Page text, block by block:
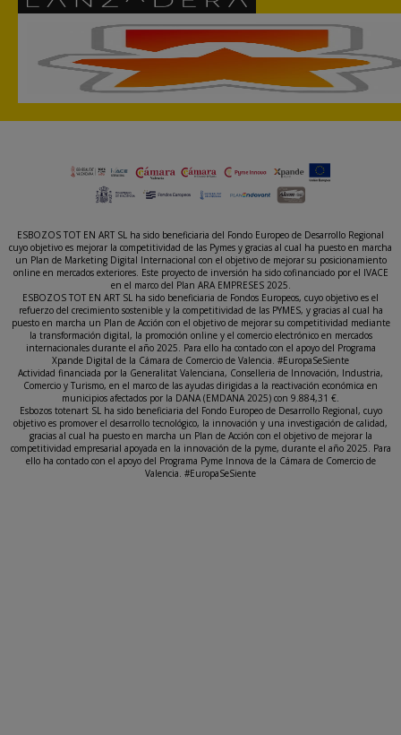
ESBOZOS TOT EN ART SL ha sido beneficiaria del Fondo Europeo de Desarrollo Regional
cuyo objetivo es mejorar la competitividad de las Pymes y gracias al cual ha puesto en marcha
un Plan de Marketing Digital Internacional con el objetivo de mejorar su posicionamiento
online en mercados exteriores. Este proyecto de inversión ha sido cofinanciado por el IVACE
en el marco del Plan ARA EMPRESES 2025.
ESBOZOS TOT EN ART SL ha sido beneficiaria de Fondos Europeos, cuyo objetivo es el
refuerzo del crecimiento sostenible y la competitividad de las PYMES, y gracias al cual ha
puesto en marcha un Plan de Acción con el objetivo de mejorar su competitividad mediante
la transformación digital, la promoción online y el comercio electrónico en mercados
internacionales durante el año 2025. Para ello ha contado con el apoyo del Programa
Xpande Digital de la Cámara de Comercio de Valencia. #EuropaSeSiente
Actividad financiada por la Generalitat Valenciana, Conselleria de Innovación, Industria,
Comercio y Turismo, en el marco de las ayudas dirigidas a la reactivación económica en
municipios afectados por la DANA (EMDANA 2025) con 9.884,31 €.
Esbozos totenart SL ha sido beneficiaria del Fondo Europeo de Desarrollo Regional, cuyo
objetivo es promover el desarrollo tecnológico, la innovación y una investigación de calidad,
gracias al cual ha puesto en marcha un Plan de Acción con el objetivo de mejorar la
competitividad empresarial apoyada en la innovación de la pyme, durante el año 2025. Para
ello ha contado con el apoyo del Programa Pyme Innova de la Cámara de Comercio de
Valencia. #EuropaSeSiente